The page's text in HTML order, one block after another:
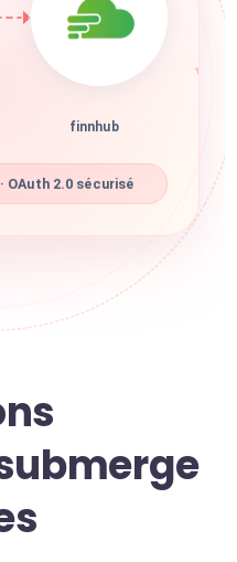
finnhub
OAuth 2.0 sécurisé